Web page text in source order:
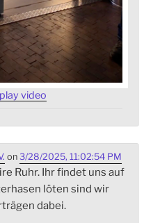
video
on 3/28/2025, 11:02:54 PM
Ruhr. Ihr findet uns auf
löten sind wir
dabei.